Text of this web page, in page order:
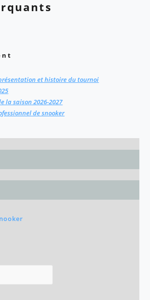
et histoire du tournoi
la saison 2026-2027
de snooker